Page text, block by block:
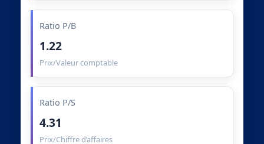
Ratio P/B
1.22
Prix/Valeur comptable
Ratio P/S
4.31
Prix/Chiffre d’affaires